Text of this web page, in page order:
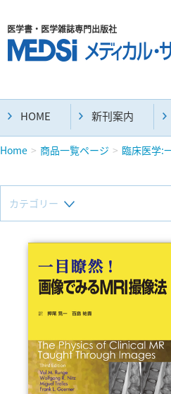
医学書・医学雑誌専門出版社
HOME 新刊案内
Home 商品一覧ページ 臨床医学:
カテゴリー
新刊(直近6ヶ月)(24)
マニュアル(39)
基礎医学関連科学(80)
歯科学(3)